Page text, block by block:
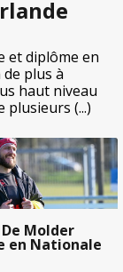
et diplôme en
plus à
haut niveau
plusieurs (...)
Molder
en Nationale